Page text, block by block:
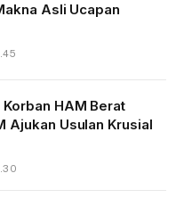
Asli Ucapan
HAM Berat
Ajukan Usulan Krusial